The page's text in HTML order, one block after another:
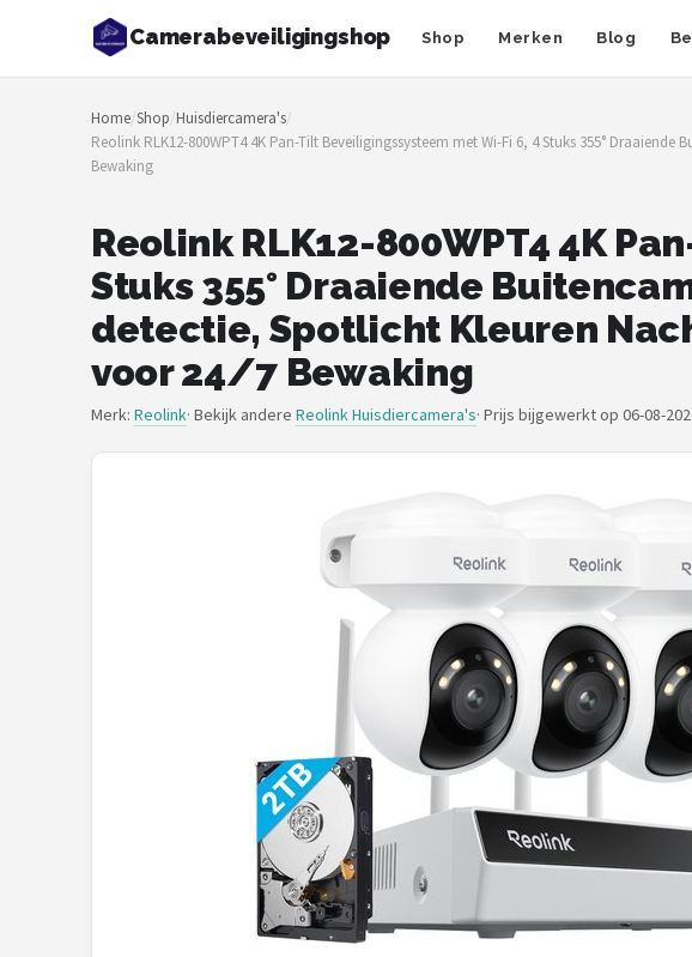
Camerabeveiligingshop Shop Merken Blog
Zoeken
NAVIGATIE
Shop
Merken
Beveiligingscamera's
Camera Deurbellen
Home/Shop/Huisdiercamera's/
Reolink RLK12-800WPT4 4K Pan-Tilt Beveiligingssysteem met Wi-Fi 6, 4 Stuks 355°
Bewaking
Reolink RLK12-800WPT4 4K
Stuks 355° Draaiende
detectie, Spotlicht Kleuren
voor 24/7 Bewaking
Merk: Reolink· Bekijk andere Reolink Huisdiercamera's· Prijs bijgewerkt op 06-08-